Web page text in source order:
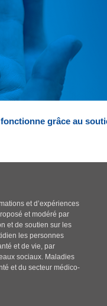
grâce au
et d’expériences
et modéré par
et de soutien sur les
les personnes
et de vie, par
sociaux. Maladies
et du secteur médico-